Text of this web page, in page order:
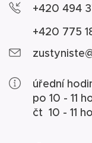
+420 494
+420 775
úřední
po 10 - 11
čt 10 -